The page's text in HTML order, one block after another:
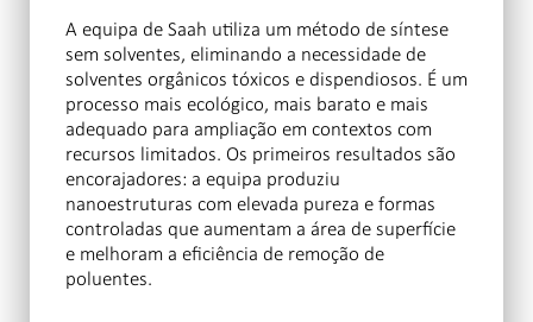
A equipa de Saah utiliza um método de síntese
sem solventes, eliminando a necessidade de
solventes orgânicos tóxicos e dispendiosos. É um
processo mais ecológico, mais barato e mais
adequado para ampliação em contextos com
recursos limitados. Os primeiros resultados são
encorajadores: a equipa produziu
nanoestruturas com elevada pureza e formas
controladas que aumentam a área de superfície
e melhoram a eficiência de remoção de
poluentes.